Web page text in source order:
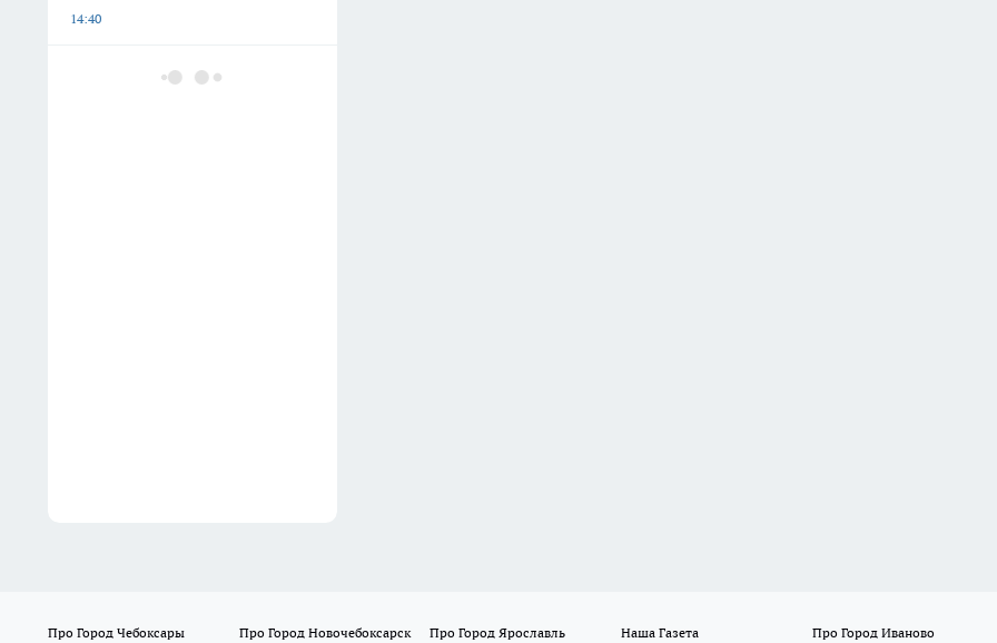
14:40
Выбросьте варочные пакеты
Про Город Чебоксары Про Город Новочебоксарск Про Город Ярославль Наша Газета
Про Город Иваново